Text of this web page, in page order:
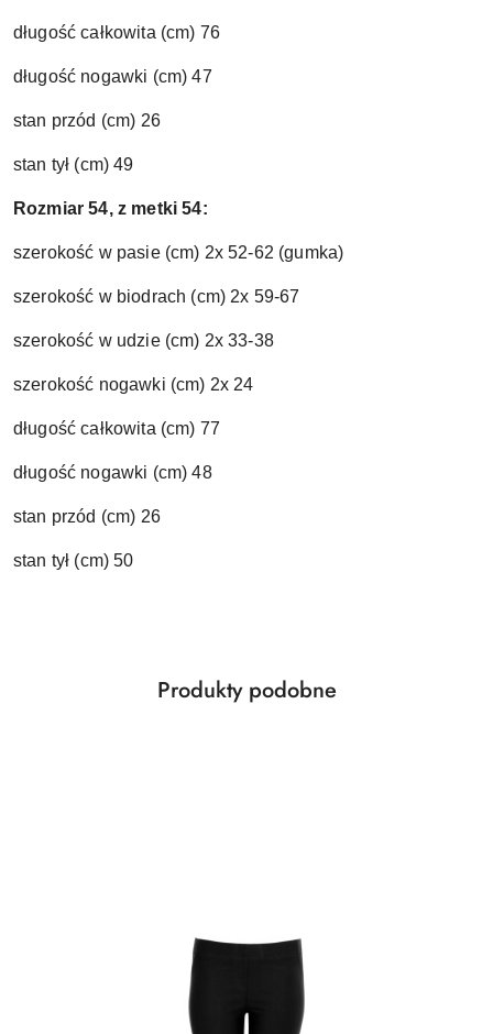
długość całkowita (cm) 76
długość nogawki (cm) 47
stan przód (cm) 26
stan tył (cm) 49
Rozmiar 54, z metki 54:
szerokość w pasie (cm) 2x 52-62 (gumka)
szerokość w biodrach (cm) 2x 59-67
szerokość w udzie (cm) 2x 33-38
szerokość nogawki (cm) 2x 24
długość całkowita (cm) 77
długość nogawki (cm) 48
stan przód (cm) 26
stan tył (cm) 50
Pomiń karuzelę produktów
Produkty
Produkty podobne